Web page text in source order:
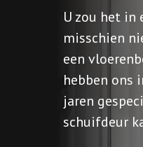
U zou het in
misschien
een
hebben ons
jaren
schuifdeur